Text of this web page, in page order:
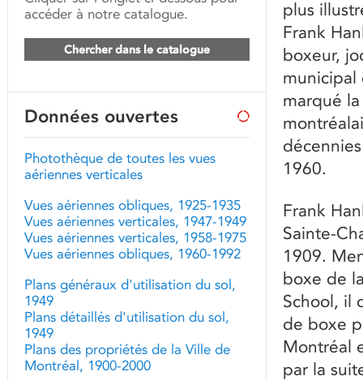
plus
Frank
boxeur,
marqué
1960.
Frank
Sainte-
1909.
boxe de
School, il
de boxe
Montréal
par la
accéder à notre catalogue.
Chercher dans le catalogue
Données ouvertes
Photothèque de toutes les vues
aériennes verticales
Vues aériennes obliques, 1925-1935
Vues aériennes verticales, 1947-1949
Vues aériennes verticales, 1958-1975
Vues aériennes obliques, 1960-1992
Plans généraux d'utilisation du sol,
1949
Plans détaillés d'utilisation du sol,
1949
Plans des propriétés de la Ville de
Montréal, 1900-2000